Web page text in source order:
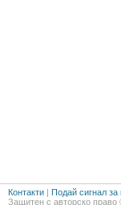
Контакти | Подай сигнал
Защитен с авторско